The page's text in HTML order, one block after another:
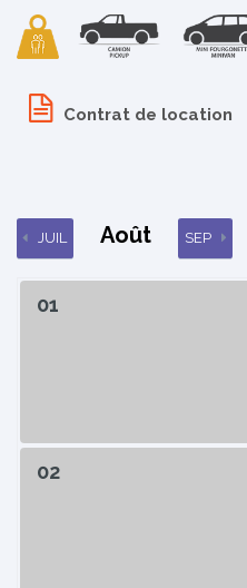
Contrat de location
JUIL Août SEP
01
02